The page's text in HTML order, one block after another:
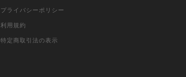
プライバシーポリシー
利用規約
特定商取引法の表示